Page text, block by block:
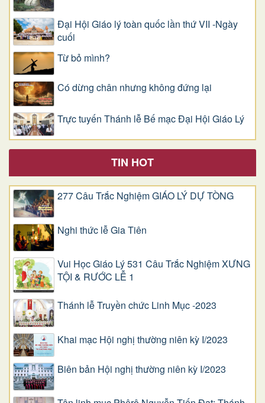
Đại Hội Giáo lý toàn quốc lần thứ VII -Ngày
cuối
Từ bỏ mình?
Có dừng chân nhưng không đứng lại
Trực tuyến Thánh lễ Bế mạc Đại Hội Giáo Lý
TIN HOT
277 Câu Trắc Nghiệm GIÁO LÝ DỰ TÒNG
Nghi thức lễ Gia Tiên
Vui Học Giáo Lý 531 Câu Trắc Nghiệm XƯNG
TỘI & RƯỚC LỄ 1
Thánh lễ Truyền chức Linh Mục -2023
Khai mạc Hội nghị thường niên kỳ I/2023
Biên bản Hội nghị thường niên kỳ I/2023